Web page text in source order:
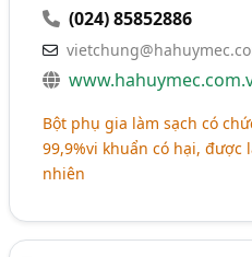
(024) 85852886
Bột phụ gia làm sạch có
99,9%vi khuẩn có hại, được
nhiên